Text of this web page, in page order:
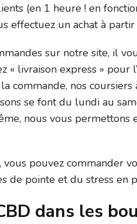
(en 1 heure ! en
effectuez un achat à
sur notre site, il
« livraison express »
commande, nos
se font du lundi au
nous vous
vous pouvez commander
de pointe et du stress en
dans les